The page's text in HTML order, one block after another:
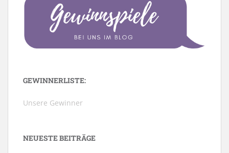
GEWINNERLISTE:
Unsere Gewinner
NEUESTE BEITRÄGE